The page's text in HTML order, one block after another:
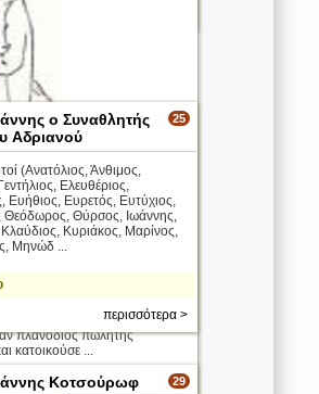
Αθηναίους της
έζησε στην Αθήνα την
1860 - 1880. Ο μπαρμπα-
πλανόδιος πωλητής
κατοικούσε ...
περισσότερα >
25
ο Συναθλητής
Aδριανού
(Ανατόλιος, Άνθιμος,
Ελευθέριος,
Ευήθιος, Ευρετός, Ευτύχιος,
Θεόδωρος, Θύρσος, Ιωάννης,
Κυριάκος, Μαρίνος,
Μηνώδ ...
περισσότερα >
29
Κοτσούρωφ